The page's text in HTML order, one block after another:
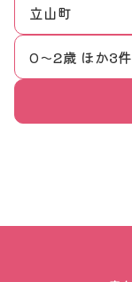
立山町
0〜2歳 ほか3件